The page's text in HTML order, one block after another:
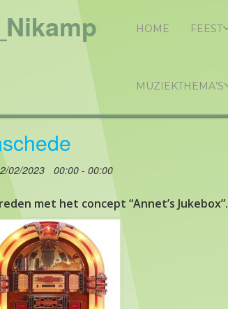
HOME FEEST
MUZIEKTHEMA’S
02/2023 00:00 - 00:00
met het concept “Annet’s Jukebox”.